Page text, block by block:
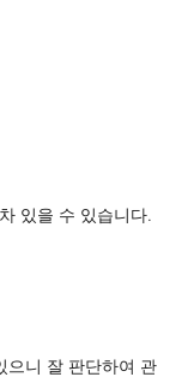
있을 수 있습니다.
으니 잘 판단하여 관